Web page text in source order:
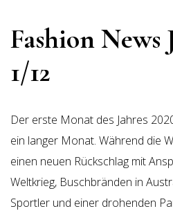
Fashion News
1/12
Der erste Monat des Jahres
ein langer Monat. Während die
einen neuen Rückschlag mit
Weltkrieg, Buschbränden in
Sportler und einer drohenden